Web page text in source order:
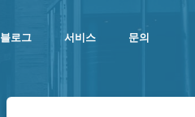
블로그 서비스 문의